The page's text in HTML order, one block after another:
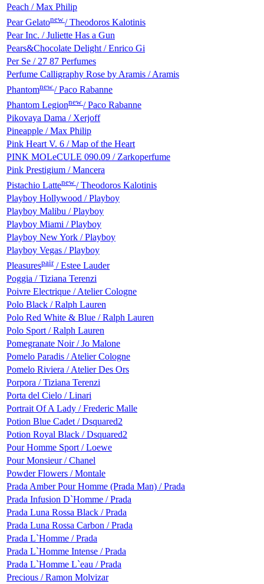
Peach / Max Philip
Pear Gelatonew/ Theodoros Kalotinis
Pear Inc. / Juliette Has a Gun
Pears&Chocolate Delight / Enrico Gi
Per Se / 27 87 Perfumes
Perfume Calligraphy Rose by Aramis / Aramis
Phantomnew/ Paco Rabanne
Phantom Legionnew/ Paco Rabanne
Pikovaya Dama / Xerjoff
Pineapple / Max Philip
Pink Heart V. 6 / Map of the Heart
PINK MOLeCULE 090.09 / Zarkoperfume
Pink Prestigium / Mancera
Pistachio Lattenew/ Theodoros Kalotinis
Playboy Hollywood / Playboy
Playboy Malibu / Playboy
Playboy Miami / Playboy
Playboy New York / Playboy
Playboy Vegas / Playboy
Pleasurespair/ Estee Lauder
Poggia / Tiziana Terenzi
Poivre Electrique / Atelier Cologne
Polo Black / Ralph Lauren
Polo Red White & Blue / Ralph Lauren
Polo Sport / Ralph Lauren
Pomegranate Noir / Jo Malone
Pomelo Paradis / Atelier Cologne
Pomelo Riviera / Atelier Des Ors
Porpora / Tiziana Terenzi
Porta del Cielo / Linari
Portrait Of A Lady / Frederic Malle
Potion Blue Cadet / Dsquared2
Potion Royal Black / Dsquared2
Pour Homme Sport / Loewe
Pour Monsieur / Chanel
Powder Flowers / Montale
Prada Amber Pour Homme (Prada Man) / Prada
Prada Infusion D`Homme / Prada
Prada Luna Rossa Black / Prada
Prada Luna Rossa Carbon / Prada
Prada L`Homme / Prada
Prada L`Homme Intense / Prada
Prada L`Homme L`eau / Prada
Precious / Ramon Molvizar